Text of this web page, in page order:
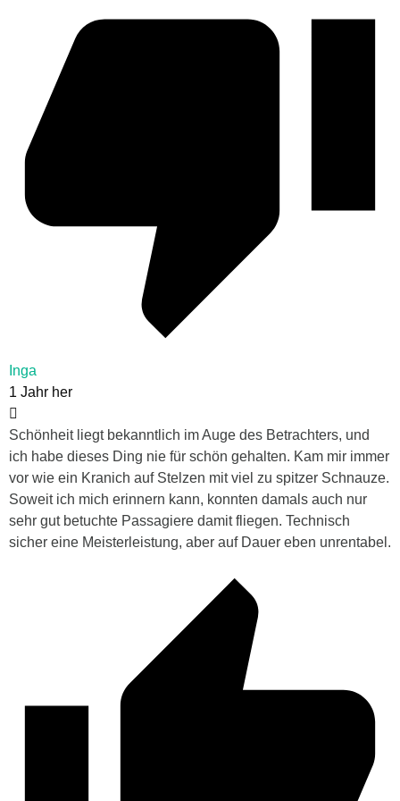
Inga
1 Jahr her
Schönheit liegt bekanntlich im Auge des Betrachters, und
ich habe dieses Ding nie für schön gehalten. Kam mir immer
vor wie ein Kranich auf Stelzen mit viel zu spitzer Schnauze.
Soweit ich mich erinnern kann, konnten damals auch nur
sehr gut betuchte Passagiere damit fliegen. Technisch
sicher eine Meisterleistung, aber auf Dauer eben unrentabel.